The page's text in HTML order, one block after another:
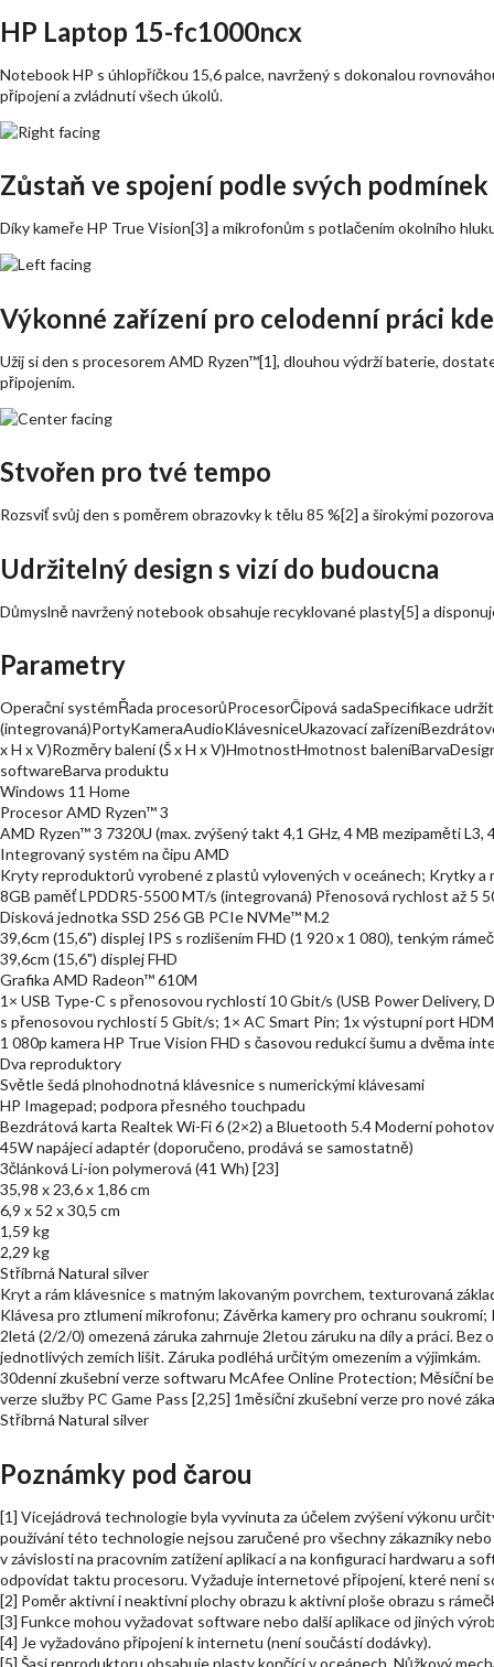
HP Laptop 15-fc1000ncx
Notebook HP s úhlopříčkou 15,6 palce, navržený s dokonalou
připojení a zvládnutí všech úkolů.
Zůstaň ve spojení podle svých podmínek
Díky kameře HP True Vision[3] a mikrofonům s potlačením okolního
Výkonné zařízení pro celodenní práci
Užij si den s procesorem AMD Ryzen™[1], dlouhou výdrží baterie,
připojením.
Stvořen pro tvé tempo
Rozsviť svůj den s poměrem obrazovky k tělu 85 %[2] a širokými
Udržitelný design s vizí do budoucna
Důmyslně navržený notebook obsahuje recyklované plasty[5] a
Parametry
Operační systémŘada procesorůProcesorČipová sadaSpecifikace
(integrovaná)PortyKameraAudioKlávesniceUkazovací
x H x V)Rozměry balení (Š x H x V)HmotnostHmotnost
softwareBarva produktu
Windows 11 Home
Procesor AMD Ryzen™ 3
AMD Ryzen™ 3 7320U (max. zvýšený takt 4,1 GHz, 4 MB mezipaměti L3,
Integrovaný systém na čipu AMD
Kryty reproduktorů vyrobené z plastů vylovených v oceánech; Krytky a
8GB paměť LPDDR5-5500 MT/s (integrovaná) Přenosová rychlost až 5
Disková jednotka SSD 256 GB PCIe NVMe™ M.2
39,6cm (15,6") displej IPS s rozlišením FHD (1 920 x 1 080), tenkým
39,6cm (15,6") displej FHD
Grafika AMD Radeon™ 610M
1× USB Type-C s přenosovou rychlostí 10 Gbit/s (USB Power Delivery,
s přenosovou rychlostí 5 Gbit/s; 1× AC Smart Pin; 1x výstupní port
1 080p kamera HP True Vision FHD s časovou redukcí šumu a dvěma
Dva reproduktory
Světle šedá plnohodnotná klávesnice s numerickými klávesami
HP Imagepad; podpora přesného touchpadu
Bezdrátová karta Realtek Wi-Fi 6 (2×2) a Bluetooth 5.4 Moderní
45W napájecí adaptér (doporučeno, prodává se samostatně)
3článková Li-ion polymerová (41 Wh) [23]
35,98 x 23,6 x 1,86 cm
6,9 x 52 x 30,5 cm
1,59 kg
2,29 kg
Stříbrná Natural silver
Kryt a rám klávesnice s matným lakovaným povrchem, texturovaná
Klávesa pro ztlumení mikrofonu; Závěrka kamery pro ochranu
2letá (2/2/0) omezená záruka zahrnuje 2letou záruku na díly a práci. Bez
jednotlivých zemích lišit. Záruka podléhá určitým omezením a výjimkám.
30denní zkušební verze softwaru McAfee Online Protection; Měsíční
verze služby PC Game Pass [2,25] 1měsíční zkušební verze pro nové
Stříbrná Natural silver
Poznámky pod čarou
[1] Vícejádrová technologie byla vyvinuta za účelem zvýšení výkonu
používání této technologie nejsou zaručené pro všechny zákazníky
v závislosti na pracovním zatížení aplikací a na konfiguraci hardwaru a
odpovídat taktu procesoru. Vyžaduje internetové připojení, které není
[2] Poměr aktivní i neaktivní plochy obrazu k aktivní ploše obrazu s
[3] Funkce mohou vyžadovat software nebo další aplikace od jiných
[4] Je vyžadováno připojení k internetu (není součástí dodávky).
[5] Šasi reproduktoru obsahuje plasty končící v oceánech. Nůžkový